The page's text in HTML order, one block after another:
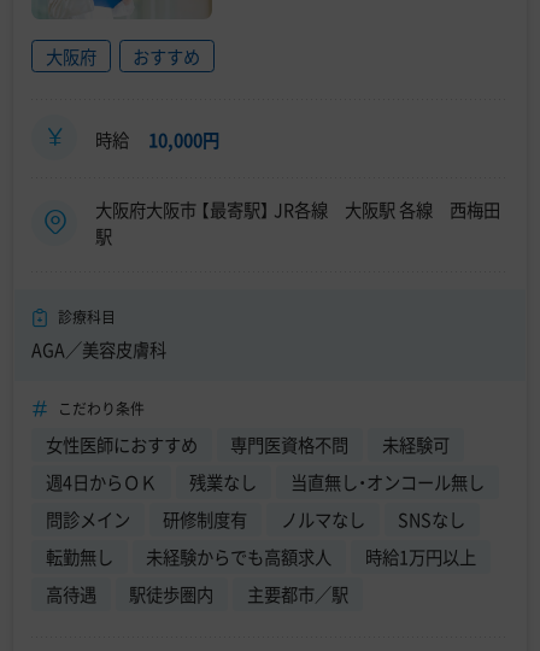
大阪府 おすすめ
時給 10,000円
大阪府大阪市 【最寄駅】 JR各線 大阪駅 各線 西梅田
駅
診療科目
AGA／美容皮膚科
こだわり条件
女性医師におすすめ 専門医資格不問
未経験可
週4日からＯＫ
残業なし
当直無し・オンコール無し
問診メイン
研修制度有 ノルマなし
SNSなし
転勤無し
未経験からでも高額求人
時給1万円以上
高待遇
駅徒歩圏内 主要都市／駅